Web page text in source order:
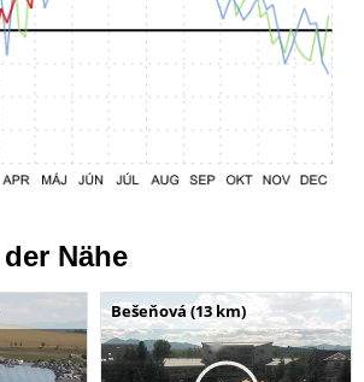
Nähe
Bešeňová (13 km)